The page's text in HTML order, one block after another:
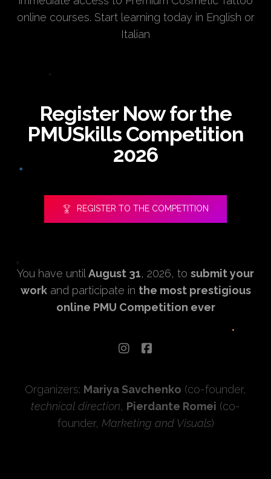
online courses. Start learning today in English or
Italian
Register Now for the
PMUSkills Competition
2026
REGISTER TO THE COMPETITION
You have until August 31, 2026, to submit your
workand participate in the most prestigious
online PMU Competition ever
Organizers: Mariya Savchenko (co-founder,
technical direction, Pierdante Romei (co-
founder, Marketing and Visuals)